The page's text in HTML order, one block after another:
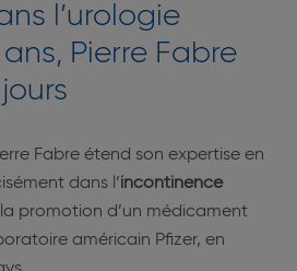
l’urologie
Pierre Fabre
Fabre étend son expertise en
dans l’incontinence
promotion d’un médicament
américain Pfizer, en